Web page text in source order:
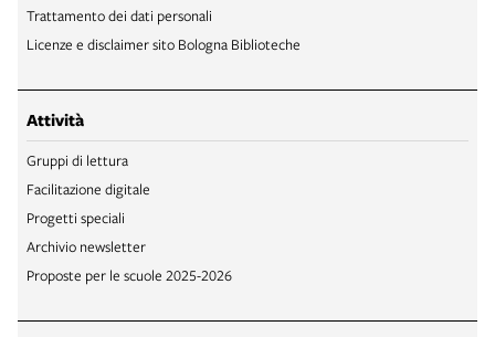
Trattamento dei dati personali
Licenze e disclaimer sito Bologna Biblioteche
Attività
Gruppi di lettura
Facilitazione digitale
Progetti speciali
Archivio newsletter
Proposte per le scuole 2025-2026